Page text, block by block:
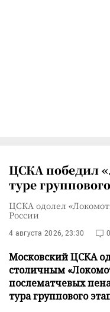
ЦСКА победил
туре
ЦСКА одолел
России
4 августа 2026, 23:30 0
Московский ЦСКА
столичным
послематчевых
тура группового